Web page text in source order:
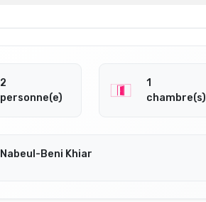
2
personne(e)
1
chambre(s)
Nabeul-Beni Khiar